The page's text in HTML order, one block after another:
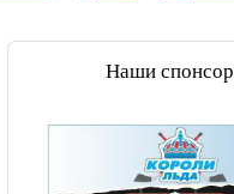
Наши